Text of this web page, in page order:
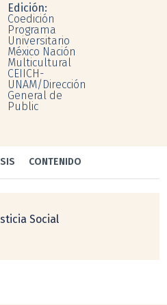
Edición:
Coedición
Programa
Universitario
México Nación
Multicultural
CEIICH-
UNAM/Dirección
General de
Public
CONTENIDO
Social